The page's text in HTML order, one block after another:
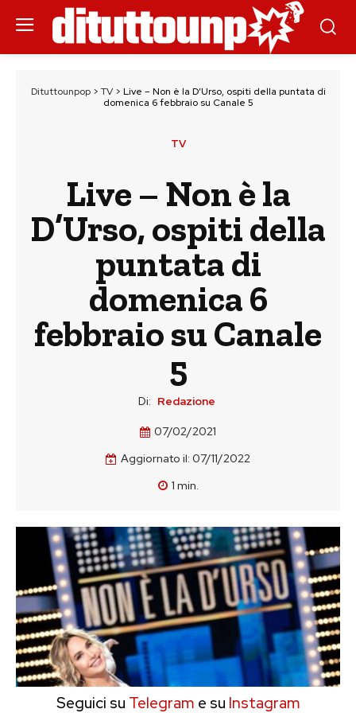
Dituttounpop> TV> Live – Non è la D’Urso, ospiti della puntata di
domenica 6 febbraio su Canale 5
TV
Live – Non è la
D’Urso, ospiti della
puntata di
domenica 6
febbraio su Canale
5
Di: Redazione
07/02/2021
Aggiornato il: 07/11/2022
1 min.
Seguici su Telegram e su Instagram